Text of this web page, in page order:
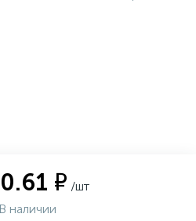
₽ /шт
В наличии